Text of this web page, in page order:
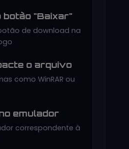
botão "Baixar"
de download na
o arquivo
como WinRAR ou
emulador
correspondente à